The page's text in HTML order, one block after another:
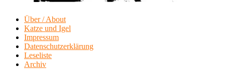
Über / About
Katze und Igel
Impressum
Datenschutzerklärung
Leseliste
Archiv